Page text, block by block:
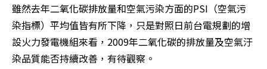
雖然去年二氧化碳排放量和空氣污染方面的PSI（空氣污
染指標）平均值皆有所下降，只是對照日前台電規劃的增
設火力發電機組來看，2009年二氧化碳的排放量及空氣汙
染品質能否持續改善，有待觀察。